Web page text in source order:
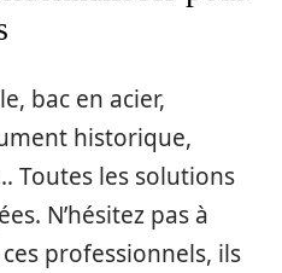
bac en acier,
historique,
les solutions
N’hésitez pas à
professionnels, ils